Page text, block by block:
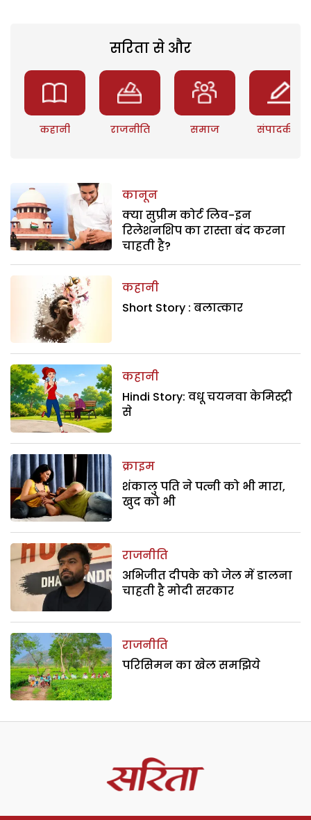
सरिता से और
कहानी राजनीति समाज संपादकीय
कानून
क्या सुप्रीम कोर्ट लिव-इन
रिलेशनशिप का रास्ता बंद करना
चाहती है?
कहानी
Short Story : बलात्कार
कहानी
Hindi Story: वधू चयनवा केमिस्ट्री
से
क्राइम
शंकालु पति ने पत्नी को भी मारा,
खुद को भी
राजनीति
अभिजीत दीपके को जेल में डालना
चाहती है मोदी सरकार
राजनीति
परिसिमन का खेल समझिये